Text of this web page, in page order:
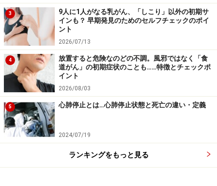
＜ 個人3名 / アイデアの名称 ＞
首藤 剛 （熊本大学） / Cエレガンスを用いた健康寿命
の指標化と天然資源で挑む新（ネオ）LIFESPAN革命!!
有名な実験動物、Cエレガンス（線虫）を活用した健康
寿命の「見える化（指標化）」の新技術C-HASで、未知
なる可能性を秘めた天然資源の中から、老化に歯止めを
かけ未病を維持する新・真の抗老化成分を発見する。将
来的には、C-HAS技術をハブとした新規健康事業の集積
（C-HAS-Hub）を図り、人々の寿命と健康寿命に差がな
3
9人に1人がなる乳がん、「しこり」以外の初期サ
インも？ 早期発見のためのセルフチェックのポイ
ント
2026/07/13
4
放置すると危険なのどの不調。風邪ではなく「食
道がん」の初期症状のことも……特徴とチェックポ
イント
2026/08/03
5 心肺停止とは…心肺停止状態と死亡の違い・定義
2024/07/19
ランキングをもっと見る